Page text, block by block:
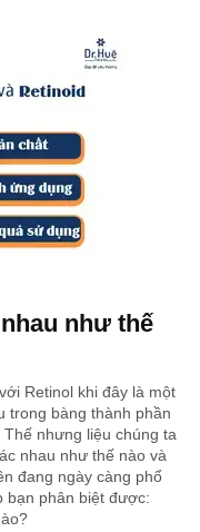
như thế
Retinol khi đây là một
trong bàng thành phần
nhưng liệu chúng ta
nhau như thế nào và
đang ngày càng phổ
bạn phân biệt được: